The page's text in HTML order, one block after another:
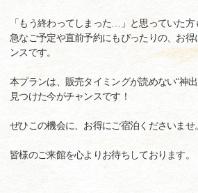
「もう終わってしまった…」と思っていた方
急なご予定や直前予約にもぴったりの、お
ンスです。
本プランは、販売タイミングが読めない“神出
見つけた今がチャンスです！
ぜひこの機会に、お得にご宿泊くださいませ。
皆様のご来館を心よりお待ちしております。